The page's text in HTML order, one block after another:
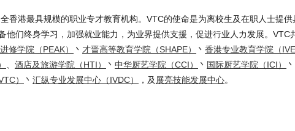
香港最具规模的职业专才教育机构。VTC的使命是为离校生及在职人士提
他们终身学习，加强就业能力，为业界提供支援，促进行业人力发展。VTC
修学院（PEAK） 丶 才晋高等教育学院（SHAPE） 丶 香港专业教育学院（IVE
酒店及旅游学院（HTI） 丶 中华厨艺学院（CCI） 丶 国际厨艺学院（ICI） 丶
） 丶 汇纵专业发展中心（IVDC） ，及 展亮技能发展中心。